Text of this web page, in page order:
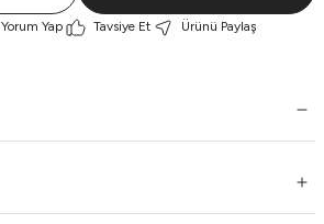
Yorum Yap Tavsiye Et
Ürünü Paylaş